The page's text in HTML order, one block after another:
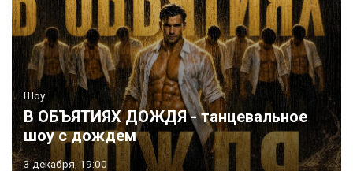
Шоу
В ОБЪЯТИЯХ ДОЖДЯ - танцевальное
шоу с дождем
3 декабря, 19:00